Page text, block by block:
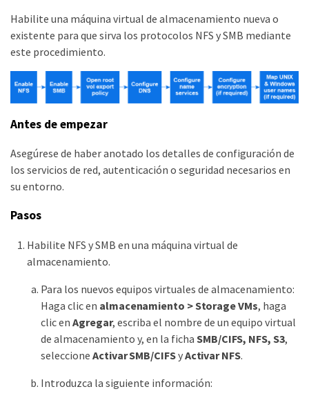
Habilite una máquina virtual de almacenamiento nueva o
existente para que sirva los protocolos NFS y SMB mediante
este procedimiento.
Antes de empezar
Asegúrese de haber anotado los detalles de configuración de
los servicios de red, autenticación o seguridad necesarios en
su entorno.
Pasos
Habilite NFS y SMB en una máquina virtual de
almacenamiento.
Para los nuevos equipos virtuales de almacenamiento:
Haga clic en almacenamiento > Storage VMs, haga
clic en Agregar, escriba el nombre de un equipo virtual
de almacenamiento y, en la ficha SMB/CIFS, NFS, S3,
seleccione Activar SMB/CIFSyActivar NFS.
Introduzca la siguiente información: